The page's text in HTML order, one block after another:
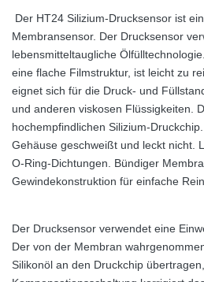
Der HT24 Silizium-Drucksensor ist
Membransensor. Der Drucksensor
lebensmitteltaugliche
eine flache Filmstruktur, ist leicht zu
eignet sich für die Druck- und
und anderen viskosen Flüssigkeiten.
hochempfindlichen Silizium-
Gehäuse geschweißt und leckt nicht.
O-Ring-Dichtungen. Bündiger
Gewindekonstruktion für einfache
Der Drucksensor verwendet eine
Der von der Membran
Silikonöl an den Druckchip